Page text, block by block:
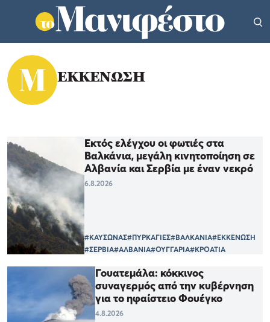
ΕΚΚΕΝΩΣΗ
Εκτός ελέγχου οι φωτιές στα
Βαλκάνια, μεγάλη κινητοποίηση σε
Αλβανία και Σερβία με έναν νεκρό
6.8.2026
#ΚΑΥΣΩΝΑΣ#ΠΥΡΚΑΓΙΕΣ#ΒΑΛΚΑΝΙΑ#ΕΚΚΕΝΩΣΗ
#ΣΕΡΒΙΑ#ΑΛΒΑΝΙΑ#ΟΥΓΓΑΡΙΑ#ΚΡΟΑΤΙΑ
Γουατεμάλα: κόκκινος
συναγερμός από την κυβέρνηση
για το ηφαίστειο Φουέγκο
4.8.2026